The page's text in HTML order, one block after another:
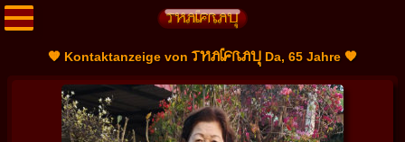
🧡 Kontaktanzeige vonTHAIFRAU Da, 65 Jahre 🧡